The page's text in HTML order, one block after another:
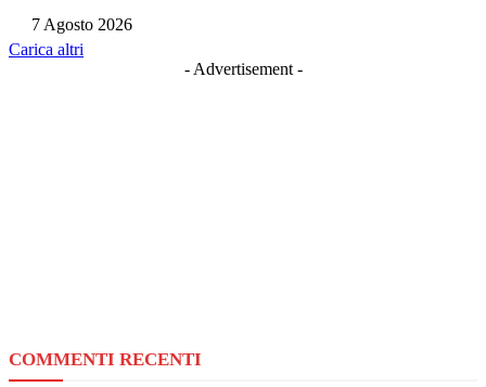
7 Agosto 2026
Carica altri
- Advertisement -
COMMENTI RECENTI